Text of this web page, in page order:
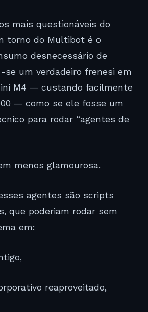
mais questionáveis do
torno do Multibot é o
desnecessário de
se um verdadeiro frenesi em
M4 — custando facilmente
— como se ele fosse um
para rodar “agentes de
menos glamourosa.
agentes são scripts
que poderiam rodar sem
em:
reaproveitado,